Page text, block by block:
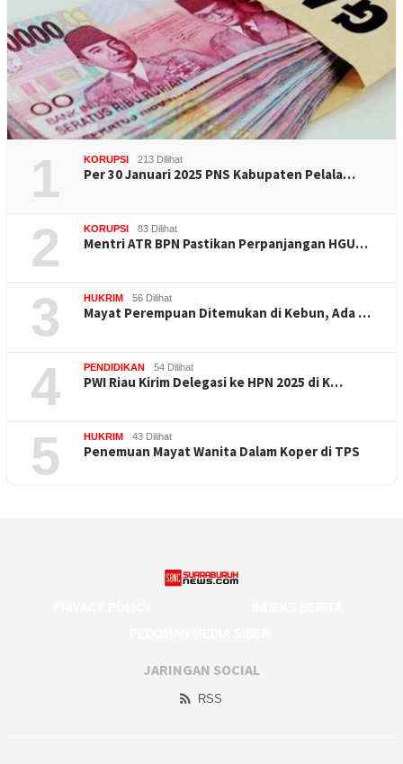
1 KORUPSI 213 Dilihat
Per 30 Januari 2025 PNS Kabupaten Pelala…
2 KORUPSI 83 Dilihat
Mentri ATR BPN Pastikan Perpanjangan HGU…
3 HUKRIM 56 Dilihat
Mayat Perempuan Ditemukan di Kebun, Ada …
4 PENDIDIKAN 54 Dilihat
PWI Riau Kirim Delegasi ke HPN 2025 di K…
5 HUKRIM 43 Dilihat
Penemuan Mayat Wanita Dalam Koper di TPS
JARINGAN SOCIAL
RSS